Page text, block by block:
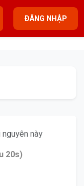
ĐĂNG NHẬP
này
20s)